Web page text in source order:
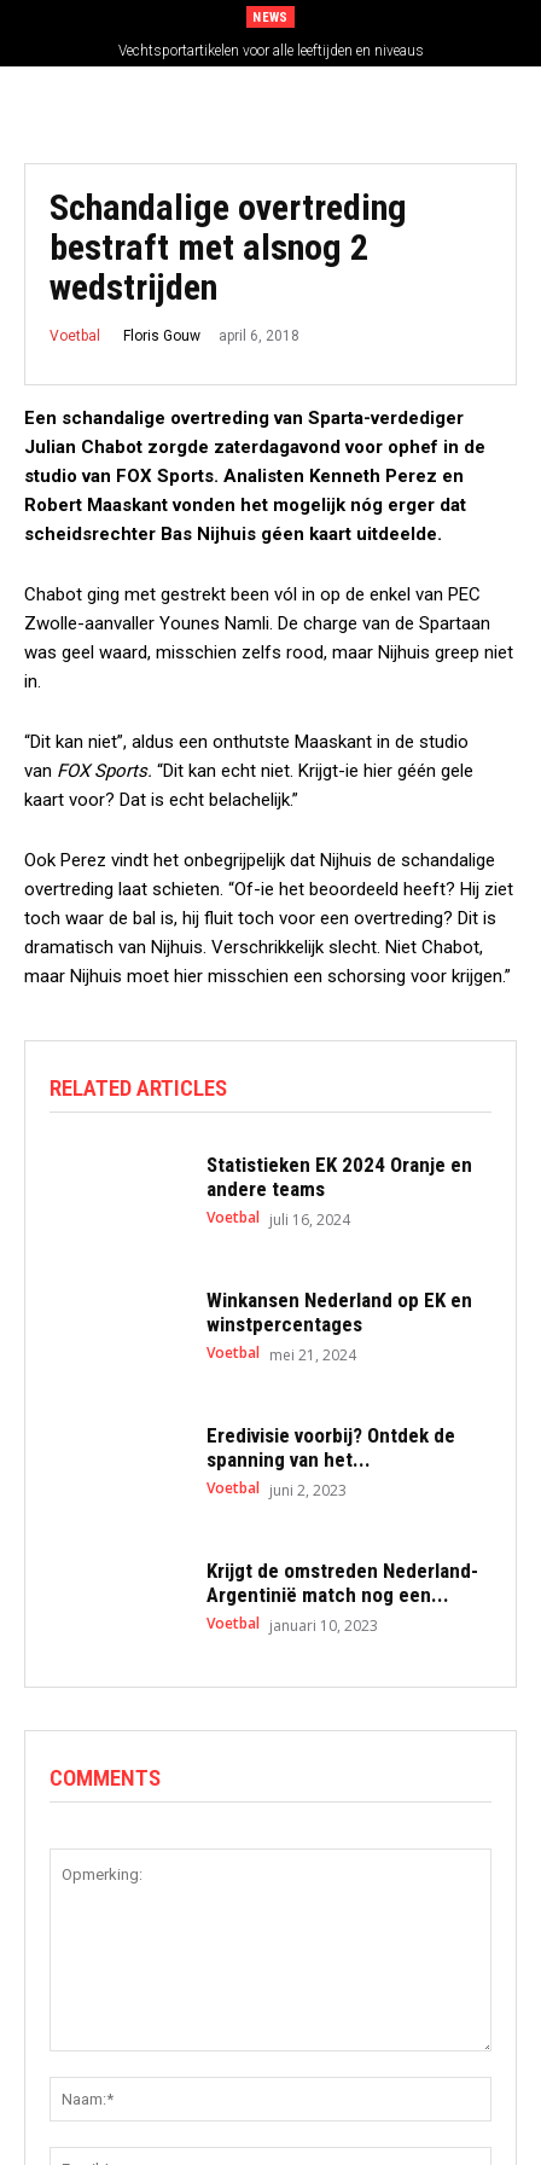
NEWS
Vechtsportartikelen voor alle leeftijden en niveaus
Schandalige overtreding
bestraft met alsnog 2
wedstrijden
Voetbal Floris Gouw april 6, 2018
Een schandalige overtreding van Sparta-verdediger
Julian Chabot zorgde zaterdagavond voor ophef in de
studio van FOX Sports. Analisten Kenneth Perez en
Robert Maaskant vonden het mogelijk nóg erger dat
scheidsrechter Bas Nijhuis géen kaart uitdeelde.
Chabot ging met gestrekt been vól in op de enkel van PEC
Zwolle-aanvaller Younes Namli. De charge van de Spartaan
was geel waard, misschien zelfs rood, maar Nijhuis greep niet
in.
“Dit kan niet”, aldus een onthutste Maaskant in de studio
van FOX Sports. “Dit kan echt niet. Krijgt-ie hier géén gele
kaart voor? Dat is echt belachelijk.”
Ook Perez vindt het onbegrijpelijk dat Nijhuis de schandalige
overtreding laat schieten. “Of-ie het beoordeeld heeft? Hij ziet
toch waar de bal is, hij fluit toch voor een overtreding? Dit is
dramatisch van Nijhuis. Verschrikkelijk slecht. Niet Chabot,
maar Nijhuis moet hier misschien een schorsing voor krijgen.”
RELATED ARTICLES
Statistieken EK 2024 Oranje en
andere teams
Voetbal juli 16, 2024
Winkansen Nederland op EK en
winstpercentages
Voetbal mei 21, 2024
Eredivisie voorbij? Ontdek de
spanning van het...
Voetbal juni 2, 2023
Krijgt de omstreden Nederland-
Argentinië match nog een...
Voetbal januari 10, 2023
COMMENTS